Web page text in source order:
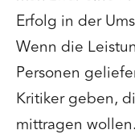
Erfolg in der
Wenn die
Personen
Kritiker geben,
mittragen